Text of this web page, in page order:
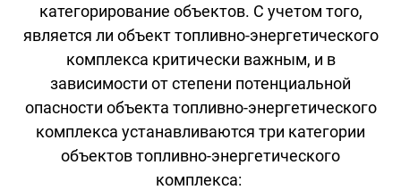
категорирование объектов. С учетом того,
является ли объект топливно-энергетического
комплекса критически важным, и в
зависимости от степени потенциальной
опасности объекта топливно-энергетического
комплекса устанавливаются три категории
объектов топливно-энергетического
комплекса: